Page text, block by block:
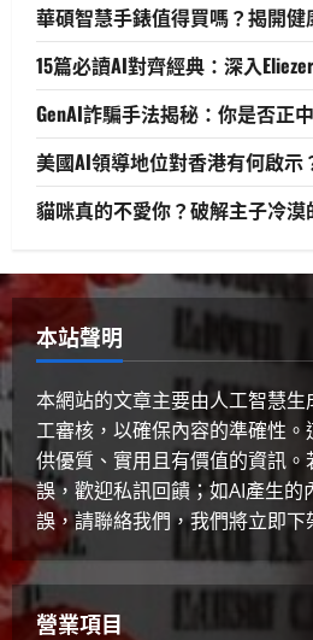
3
人工智慧 生活與
軟體實務操作
GenAI詐騙手
套？
2025 年 4 月
4
生活與成長
2025 年 4 月
5
健康與生活 生活
貓咪真的不愛
心信號
2025 年 4 月
華碩智慧手錶值得買嗎？揭開健
15篇必讀AI對齊經典：深入
GenAI詐騙手法揭秘：你是否正
美國AI領導地位對香港有何啟示
貓咪真的不愛你？破解主子冷漠
本站聲明
本網站的文章主要由人工智慧
工審核，以確保內容的準確性
供優質、實用且有價值的資訊
誤，歡迎私訊回饋；如AI產生的
誤，請聯絡我們，我們將立即下
營業項目